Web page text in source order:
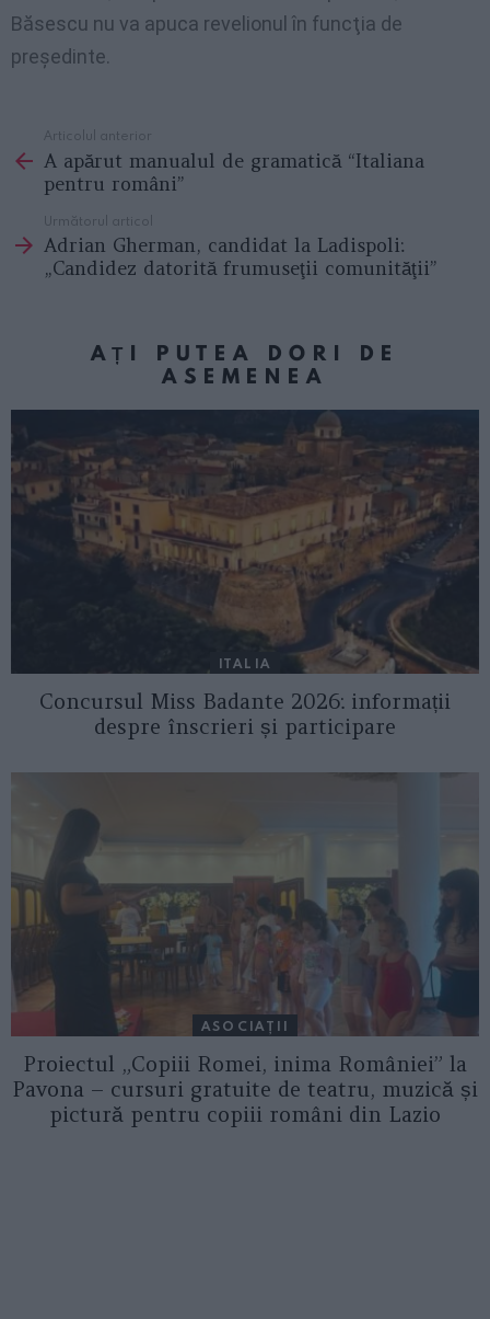
Băsescu nu va apuca revelionul în funcţia de
preşedinte.
more
Articolul anterior
A apărut manualul de gramatică “Italiana
pentru români”
Următorul articol
Adrian Gherman, candidat la Ladispoli:
„Candidez datorită frumuseţii comunităţii”
AȚI PUTEA DORI DE
ASEMENEA
ITALIA
Concursul Miss Badante 2026: informații
despre înscrieri și participare
ASOCIAŢII
Proiectul „Copiii Romei, inima României” la
Pavona – cursuri gratuite de teatru, muzică și
pictură pentru copiii români din Lazio